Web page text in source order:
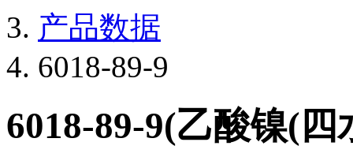
产品数据
6018-89-9
6018-89-9(乙酸镍(四